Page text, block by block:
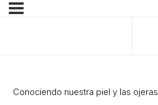
Conociendo nuestra piel y las ojeras